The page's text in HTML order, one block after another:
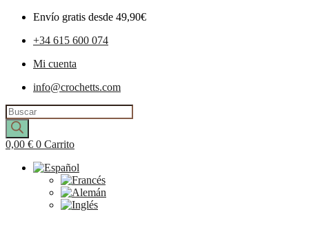
Envío gratis desde 49,90€
+34 615 600 074
Mi cuenta
info@crochetts.com
Búsqueda
de
productos
0,00 € 0 Carrito